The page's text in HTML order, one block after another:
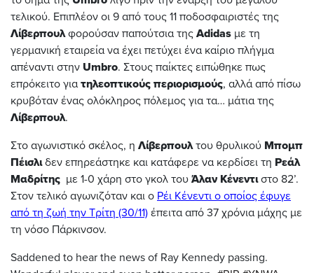
τελικού. Επιπλέον οι 9 από τους 11 ποδοσφαιριστές της
Λίβερπουλφορούσαν παπούτσια της Adidas με τη
γερμανική εταιρεία να έχει πετύχει ένα καίριο πλήγμα
απέναντι στην Umbro. Στους παίκτες ειπώθηκε πως
επρόκειτο για τηλεοπτικούς περιορισμούς, αλλά από πίσω
κρυβόταν ένας ολόκληρος πόλεμος για τα… μάτια της
Λίβερπουλ.
Στο αγωνιστικό σκέλος, η Λίβερπουλτου θρυλικού Μπομπ
Πέισλιδεν επηρεάστηκε και κατάφερε να κερδίσει τη Ρεάλ
Μαδρίτης με 1-0 χάρη στο γκολ του Άλαν Κένεντιστο 82’.
Στον τελικό αγωνιζόταν και ο Ρέι Κένεντι ο οποίος έφυγε
από τη ζωή την Τρίτη (30/11) έπειτα από 37 χρόνια μάχης με
τη νόσο Πάρκινσον.
Saddened to hear the news of Ray Kennedy passing.